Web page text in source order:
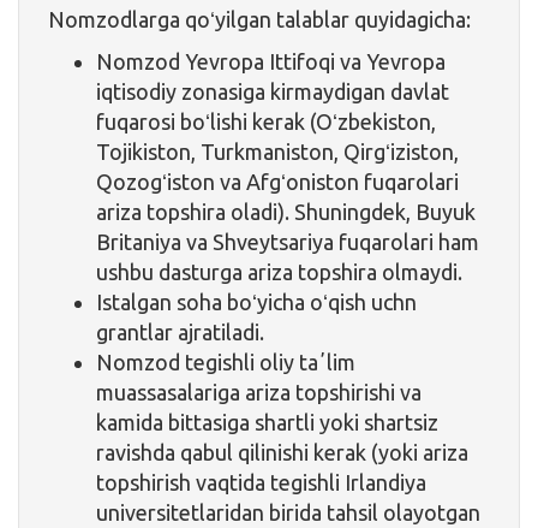
Nomzodlarga qoʻyilgan talablar quyidagicha:
Nomzod Yevropa Ittifoqi va Yevropa
iqtisodiy zonasiga kirmaydigan davlat
fuqarosi boʻlishi kerak (Oʻzbekiston,
Tojikiston, Turkmaniston, Qirgʻiziston,
Qozogʻiston va Afgʻoniston fuqarolari
ariza topshira oladi). Shuningdek, Buyuk
Britaniya va Shveytsariya fuqarolari ham
ushbu dasturga ariza topshira olmaydi.
Istalgan soha boʻyicha oʻqish uchn
grantlar ajratiladi.
Nomzod tegishli oliy taʼlim
muassasalariga ariza topshirishi va
kamida bittasiga shartli yoki shartsiz
ravishda qabul qilinishi kerak (yoki ariza
topshirish vaqtida tegishli Irlandiya
universitetlaridan birida tahsil olayotgan